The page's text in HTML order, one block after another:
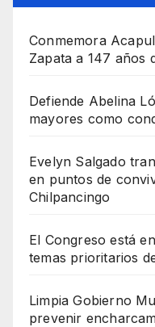
Conmemora
Zapata a 147 años
Defiende Abelina
mayores como
Evelyn Salgado
en puntos de
Chilpancingo
El Congreso está
temas prioritarios
Limpia Gobierno
prevenir